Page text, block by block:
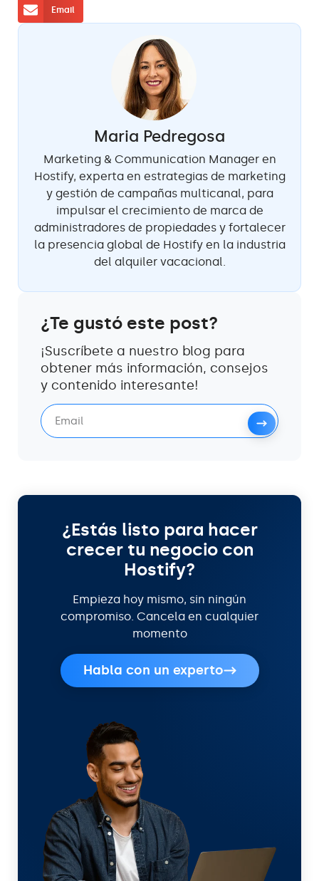
Email
Maria Pedregosa
Marketing & Communication Manager en
Hostify, experta en estrategias de marketing
y gestión de campañas multicanal, para
impulsar el crecimiento de marca de
administradores de propiedades y fortalecer
la presencia global de Hostify en la industria
del alquiler vacacional.
¿Te gustó este post?
¡Suscríbete a nuestro blog para
obtener más información, consejos
y contenido interesante!
¿Estás listo para hacer
crecer tu negocio con
Hostify?
Empieza hoy mismo, sin ningún
compromiso. Cancela en cualquier
momento
Habla con un experto